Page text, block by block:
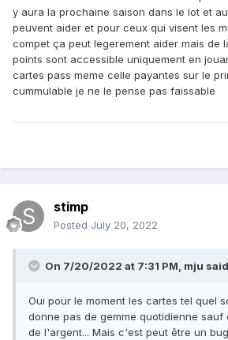
y aura la prochaine saison dans le lot et
peuvent aider et pour ceux qui visent les
compet ça peut legerement aider mais de
points sont accessible uniquement en
cartes pass meme celle payantes sur le
cummulable je ne le pense pas faissable
stimp
Posted July 20, 2022
On 7/20/2022 at 7:31 PM, mju
Oui pour le moment les cartes tel quel
donne pas de gemme quotidienne
de l'argent... Mais c'est peut être un